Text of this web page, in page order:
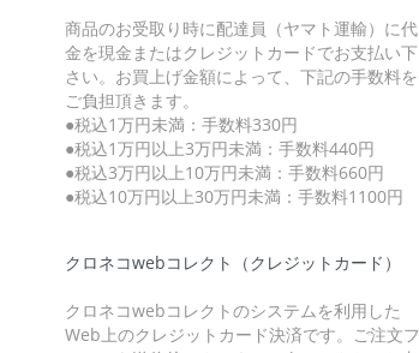
商品のお受取り時に配達員（ヤマト運輸）に代
金を現金またはクレジットカードでお支払い下
さい。お買上げ金額によって、下記の手数料を
ご負担頂きます。
●税込1万円未満：手数料330円
●税込1万円以上3万円未満：手数料440円
●税込3万円以上10万円未満：手数料660円
●税込10万円以上30万円未満：手数料1100円
クロネコwebコレクト（クレジットカード）
クロネコwebコレクトのシステムを利用した
Web上のクレジットカード決済です。ご注文フ